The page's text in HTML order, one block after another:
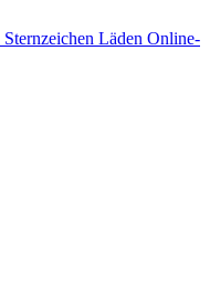
Sternzeichen Läden Online-